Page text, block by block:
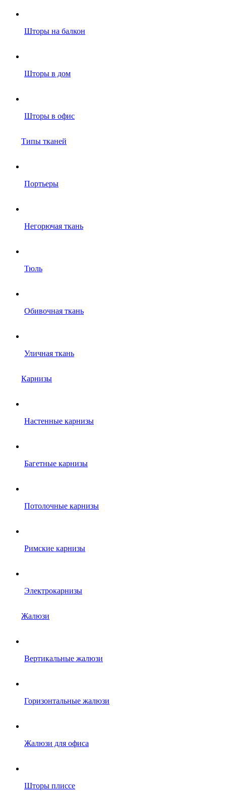
Шторы на балкон
Шторы в дом
Шторы в офис
Типы тканей
Портьеры
Негорючая ткань
Тюль
Обивочная ткань
Уличная ткань
Карнизы
Настенные карнизы
Багетные карнизы
Потолочные карнизы
Римские карнизы
Электрокарнизы
Жалюзи
Вертикальные жалюзи
Горизонтальные жалюзи
Жалюзи для офиса
Шторы плиссе